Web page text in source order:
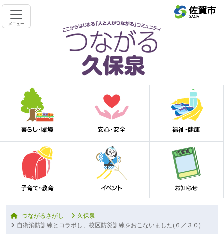
メニュー
つながるさがし
久保泉
自衛消防訓練とコラボし、校区防災訓練をおこないました(６／３０)